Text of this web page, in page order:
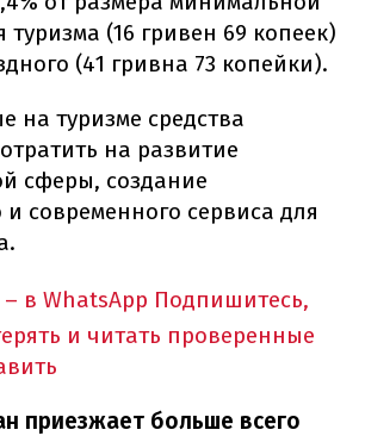
(16 гривен 69 копеек)
(41 гривна 73 копейки).
на туризме средства
на развитие
сферы, создание
современного сервиса для
в WhatsApp Подпишитесь,
и читать проверенные
приезжает больше всего